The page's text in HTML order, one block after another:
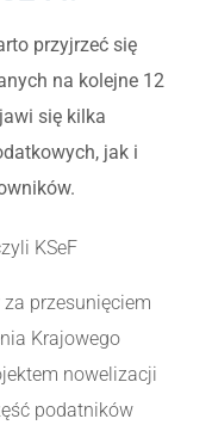
przyjrzeć się
na kolejne 12
się kilka
jak i
KSeF
za przesunięciem
Krajowego
nowelizacji
podatników